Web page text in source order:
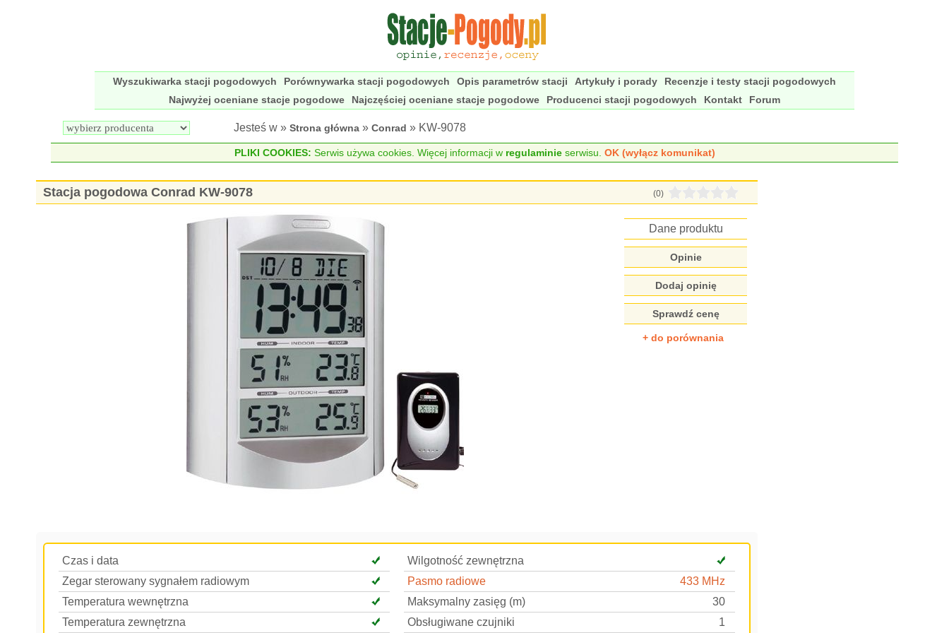
Wyszukiwarka stacji pogodowych Porównywarka stacji pogodowych Opis parametrów stacji Artykuły i porady
Recenzje i testy stacji pogodowych
Najwyżej oceniane stacje pogodowe
Najczęściej oceniane stacje pogodowe Producenci stacji pogodowych Kontakt Forum
Jesteś w » Strona główna » Conrad » KW-9078
PLIKI COOKIES: Serwis używa cookies. Więcej informacji w regulaminieserwisu. OK (wyłącz komunikat)
Stacja pogodowa Conrad KW-9078 (0)
Dane produktu
Opinie
Dodaj opinię
Sprawdź cenę
+ do porównania
Czas i data
Zegar sterowany sygnałem radiowym
Temperatura wewnętrzna
Temperatura zewnętrzna
Wilgotność zewnętrzna
Pasmo radiowe
433 MHz
Maksymalny zasięg (m)
30
Obsługiwane czujniki
1